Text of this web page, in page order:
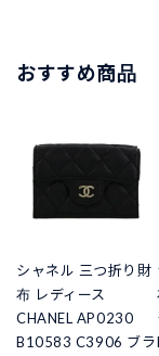
おすすめ商品
シャネル 三つ折り財
布 レディース
CHANEL AP0230
B10583 C3906 ブラ